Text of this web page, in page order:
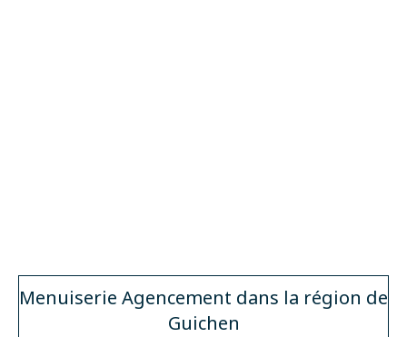
Menuiserie Agencement dans la région de
Guichen